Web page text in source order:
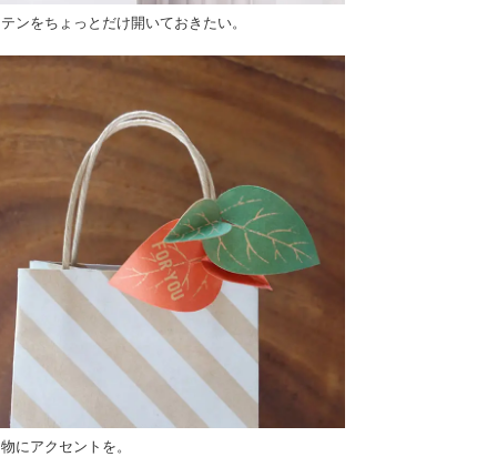
ンをちょっとだけ開いておきたい。
にアクセントを。